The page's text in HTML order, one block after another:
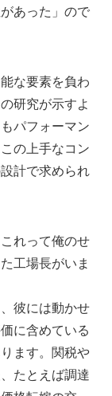
あった」ので
な要素を負わ
研究が示すよ
パフォーマン
の上手なコン
計で求められ
れって俺のせ
工場長がいま
彼には動かせ
に含めている
ます。関税や
たとえば調達